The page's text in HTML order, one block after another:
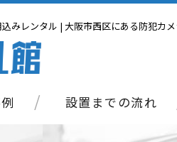
みレンタル | 大阪市西区にある防犯カ
設置までの流れ